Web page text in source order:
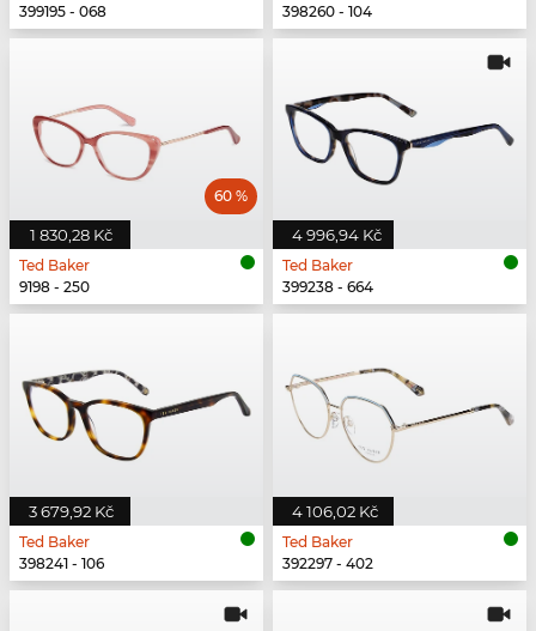
399195 - 068
398260 - 104
1 830,28 Kč
60 %
Ted Baker
9198 - 250
4 996,94 Kč
Ted Baker
399238 - 664
3 679,92 Kč
Ted Baker
398241 - 106
4 106,02 Kč
Ted Baker
392297 - 402